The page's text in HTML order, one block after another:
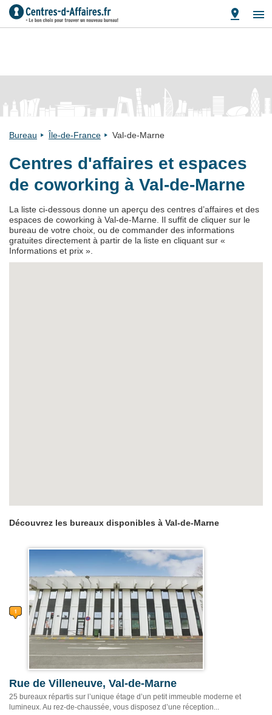
Bureau Île-de-France Val-de-Marne
Centres d'affaires et espaces
de coworking à Val-de-Marne
La liste ci-dessous donne un aperçu des centres d’affaires et des
espaces de coworking à Val-de-Marne. Il suffit de cliquer sur le
bureau de votre choix, ou de commander des informations
gratuites directement à partir de la liste en cliquant sur «
Informations et prix ».
Découvrez les bureaux disponibles à Val-de-Marne
Rue de Villeneuve, Val-de-Marne
25 bureaux répartis sur l’unique étage d’un petit immeuble moderne et
lumineux. Au rez-de-chaussée, vous disposez d’une réception...